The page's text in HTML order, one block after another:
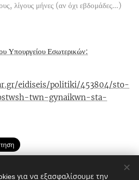
λίγους μήνες (αν όχι εβδομάδες...)
Υπουργείου Εσωτερικών:
eidiseis/politiki/453804/sto-
twn-gynaikwn-sta-
για να εξασφαλίσουμε την